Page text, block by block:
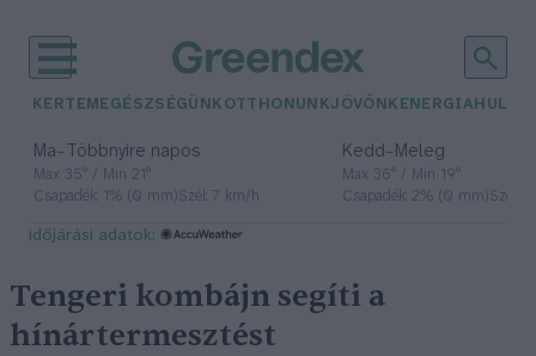
KERTEM EGÉSZSÉGÜNK OTTHONUNKJÖVŐNK ENERGIA
Ma– Többnyire napos
Max 35° / Min 21°
Csapadék: 1% (0 mm)Szél: 7 km/h
Kedd– Meleg
Max 36° / Min 19°
Csapadék: 2% (0 mm)Szél:
időjárási adatok:
Tengeri kombájn segíti a
hínártermesztést